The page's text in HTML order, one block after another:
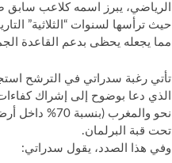
الرياضي، يبرز اسمه كلاعب سابق
حيث ترأسها لسنوات “الثلاثية”
مما يجعله يحظى بدعم القاعدة
​تأتي رغبة سدراتي في الترشح
الذي دعا بوضوح إلى إشراك
نحو والمغرب
تحت قبة البرلمان.
​وفي هذا الصدد، يقول سدراتي: